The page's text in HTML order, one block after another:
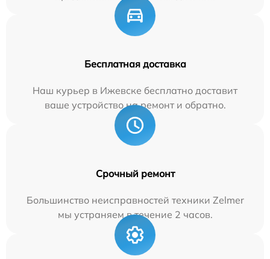
Бесплатная доставка
Наш курьер в Ижевске бесплатно доставит
ваше устройство на ремонт и обратно.
Срочный ремонт
Большинство неисправностей техники Zelmer
мы устраняем в течение 2 часов.